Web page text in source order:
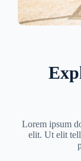
Lorem ipsum
elit. Ut elit